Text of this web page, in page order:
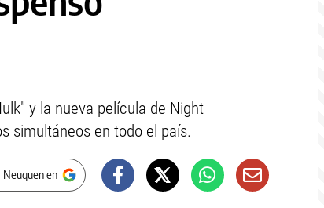
y la nueva película de Night
simultáneos en todo el país.
en